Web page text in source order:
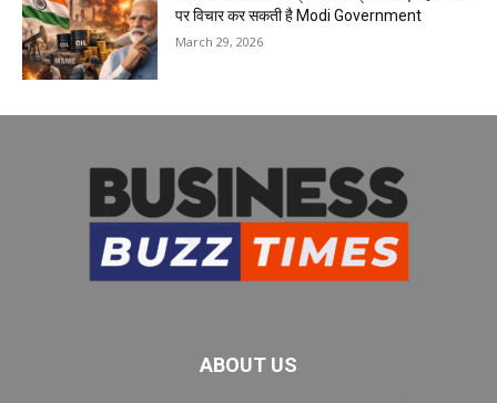
पर विचार कर सकती है Modi Government
March 29, 2026
ABOUT US